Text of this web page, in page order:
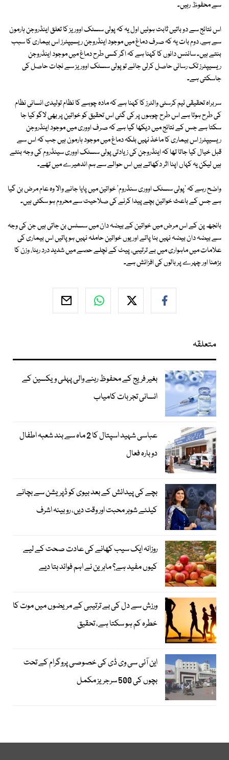
سے محفوظ رہیں۔
اس نتائج سے دو باتیں ثابت ہوئیں اول یہ کہ پولی سسٹک اووریز کا تعلق اینڈروجن ہارمون
سے ہے، دوم بات یہ کہ صرف دماغ میں موجود اینڈروجن ریسیپٹرز اس بیماری کا سبب
بنتے ہیں۔ سائنس دانوں کا کہنا ہے کہ اگر کسی طرح دماغ میں موجود اینڈروجن
ریسیپٹرز تک رسائی حاصل کرلی جائے تو پولی سسٹک اووریز سے نجات حاصل کی
جاسکتی ہے۔
سربراہ تحقیقی ٹیم کرسٹی والٹرز کا کہنا ہے کہ مادہ چوہے کا نظام تولیدی انسانی نظام
کی طرح ہوتا ہے اس طرح چوہوں پر کی گئی اس تحقیق کو خواتین پر بھی لاگو کیا جا
سکتا ہے جس کے نتائج میں دیکھا گیا ہے کہ صرف اووری میں موجود اینڈروجن
ریسیپٹرز اس بیماری کا ماخذ نہیں بلکہ دماغ میں موجود ہارمون ہیں جب کہ اس سے
قبل خیال کیا جاتا تھا کہ اینڈروجن کی زیادتی پولی سسٹک اووری سینڈروم کی وجہ بنتے
ہیں لیکن یہ کہاں اپنا اثر دکھاتے ہیں اس حوالے سے ہم اندھیرے میں تھے۔
واضح رہے کہ 'پولی سسٹک اووری سنڈروم' خواتین میں پایا جانے والا وہ عام مرض بن گیا
ہے جس کے باعث خواتین بچے پیدا کرنے کی صلاحیت سے محروم ہو سکتی ہیں۔
بانجھ پن کے اس مرض میں خواتین کے بیضہ دان میں سسٹس بن جاتی ہیں جن کی وجہ
سے بیضہ دان بیضہ نہیں بنا پاتے اور یوں خواتین حاملہ نہیں ہوپاتیں اس بیماری کی
علامات میں ماہواری میں بے ترتیبی، پیٹ کے نچلے حصے میں شدید درد رہنا، وزن کا
بڑھنا اور چہرے پر بالوں کی افزائش ہے۔
متعلقہ
بغیر فریج کے محفوظ رہنے والی پہلی ویکسین کے
انسانی تجربات کامیاب
عباسی شہید اسپتال کا 2 ماہ سے بند شعبہ اطفال
دوبارہ فعال
بچے کی پیدائش کے بعد بیوی کو ڈپریشن سے بچانے
کیلئے شوہر محبت اور وقت دیں، روبینہ اشرف
روزانہ ایک سیب کھانے کی عادت صحت کے لیے
کیوں مفید ہے؟ ماہرین نے اہم فوائد بتا دیے
ورزش سے دل کی بے ترتیبی کے مریضوں میں موت کا
خطرہ کم ہو سکتا ہے، تحقیق
این آئی سی وی ڈی کی خصوصی پروگرام کے تحت
بچوں کی 500 سرجریز مکمل